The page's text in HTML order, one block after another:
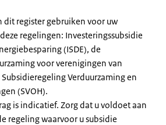
dit register gebruiken voor uw
regelingen: Investeringssubsidie
(ISDE), de
voor verenigingen van
Subsidieregeling Verduurzaming en
(SVOH).
is indicatief. Zorg dat u voldoet aan
regeling waarvoor u subsidie